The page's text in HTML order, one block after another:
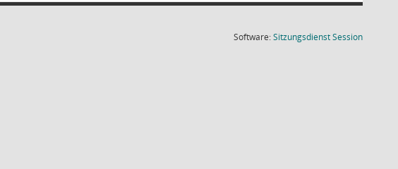
Software:SitzungsdienstSession(Wird in